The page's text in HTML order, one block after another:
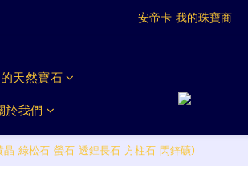
Antica My Jeweller
安帝卡 我的珠寶商
天然寶石
於我們
綠松石 螢石 透鋰長石 方柱石 閃鋅礦)